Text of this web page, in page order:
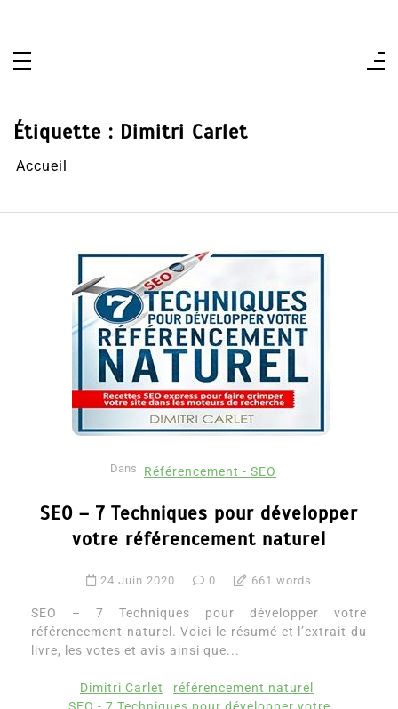
Étiquette : Dimitri Carlet
Accueil
Dans Référencement - SEO
SEO – 7 Techniques pour développer
votre référencement naturel
24 Juin 2020 0 661 words
SEO – 7 Techniques pour développer votre
référencement naturel. Voici le résumé et l’extrait du
livre, les votes et avis ainsi que...
Dimitri Carlet
référencement naturel